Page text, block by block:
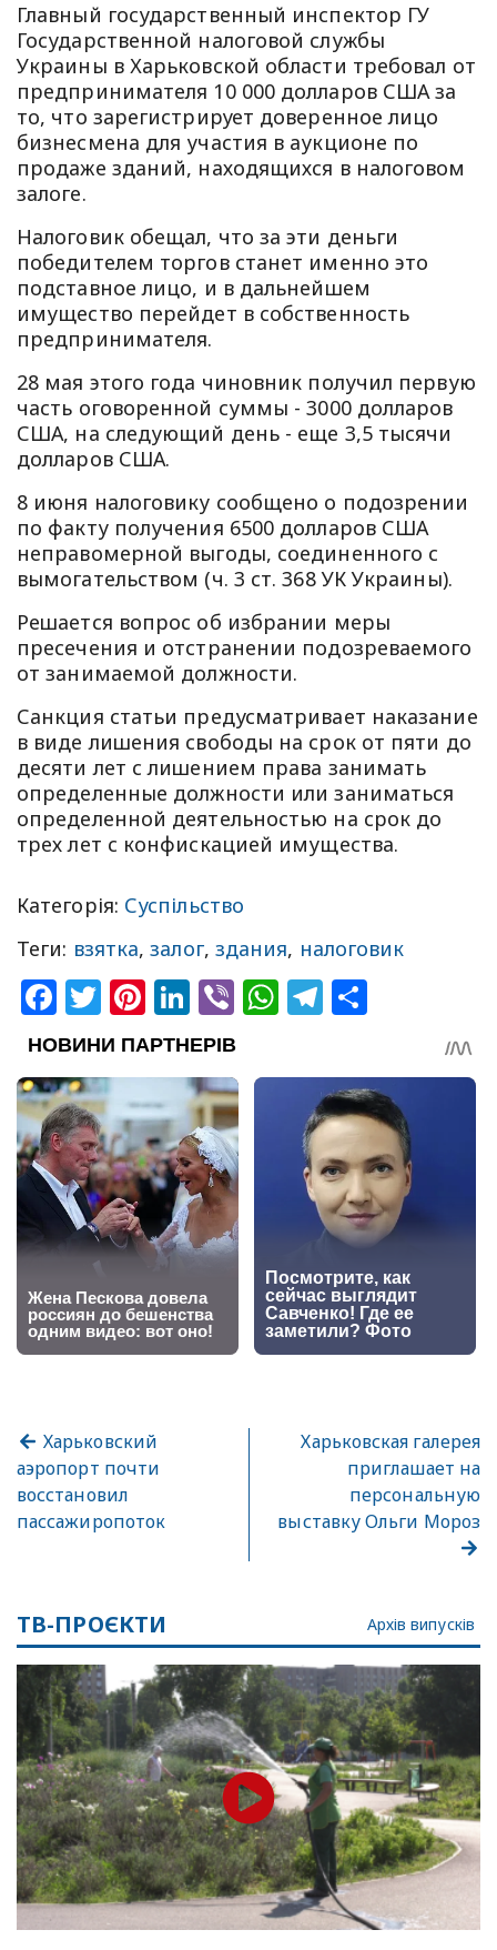
Главный государственный инспектор ГУ
Государственной налоговой службы
Украины в Харьковской области требовал от
предпринимателя 10 000 долларов США за
то, что зарегистрирует доверенное лицо
бизнесмена для участия в аукционе по
продаже зданий, находящихся в налоговом
залоге.
Налоговик обещал, что за эти деньги
победителем торгов станет именно это
подставное лицо, и в дальнейшем
имущество перейдет в собственность
предпринимателя.
28 мая этого года чиновник получил первую
часть оговоренной суммы - 3000 долларов
США, на следующий день - еще 3,5 тысячи
долларов США.
8 июня налоговику сообщено о подозрении
по факту получения 6500 долларов США
неправомерной выгоды, соединенного с
вымогательством (ч. 3 ст. 368 УК Украины).
Решается вопрос об избрании меры
пресечения и отстранении подозреваемого
от занимаемой должности.
Санкция статьи предусматривает наказание
в виде лишения свободы на срок от пяти до
десяти лет с лишением права занимать
определенные должности или заниматься
определенной деятельностью на срок до
трех лет с конфискацией имущества.
Категорія: Суспільство
Теги: взятка,залог, здания, налоговик
Facebook
Twitter
Pinterest
LinkedIn
ViberWhatsApp
Telegram
Харьковский
аэропорт почти
восстановил
пассажиропоток
Харьковская галерея
приглашает на
персональную
выставку Ольги Мороз
ТВ-ПРОЄКТИ Архів випусків